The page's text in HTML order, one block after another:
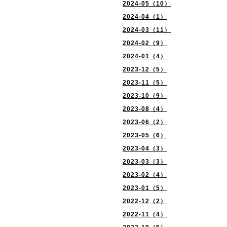
2024-05（10）
2024-04（1）
2024-03（11）
2024-02（9）
2024-01（4）
2023-12（5）
2023-11（5）
2023-10（9）
2023-08（4）
2023-06（2）
2023-05（6）
2023-04（3）
2023-03（3）
2023-02（4）
2023-01（5）
2022-12（2）
2022-11（4）